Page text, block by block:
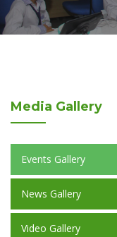
Media Gallery
Events Gallery
News Gallery
Video Gallery